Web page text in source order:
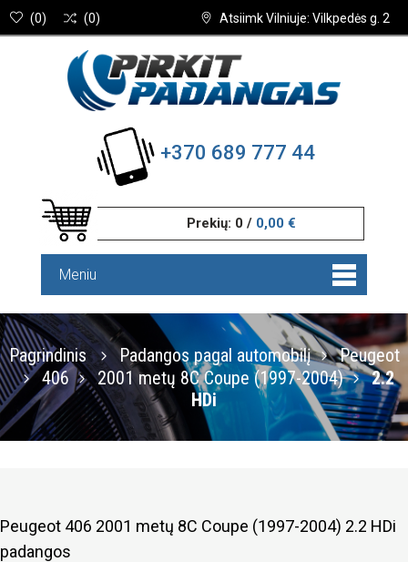
Atsiimk Vilniuje: Vilkpedės g. 2
(0) (0)
+370 689 777 44
Prekių: 0 / 0,00 €
Meniu
Pagrindinis Padangos pagal automobilį
Peugeot
406
2001 metų 8C Coupe (1997-2004)
2.2
HDi
Peugeot 406 2001 metų 8C Coupe (1997-2004) 2.2 HDi
padangos